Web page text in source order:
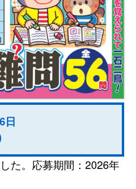
日
た。応募期間：2026年